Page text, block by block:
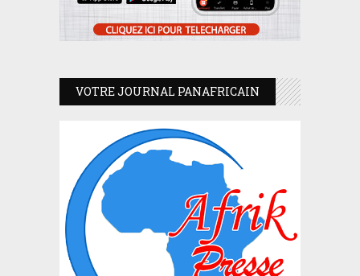
VOTRE JOURNAL PANAFRICAIN